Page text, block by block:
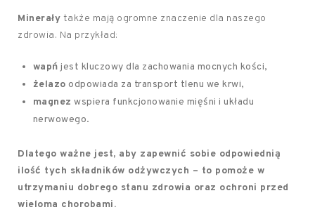
Minerały także mają ogromne znaczenie dla naszego
zdrowia. Na przykład:
wapń jest kluczowy dla zachowania mocnych kości,
żelazo odpowiada za transport tlenu we krwi,
magnez wspiera funkcjonowanie mięśni i układu
nerwowego.
Dlatego ważne jest, aby zapewnić sobie odpowiednią
ilość tych składników odżywczych – to pomoże w
utrzymaniu dobrego stanu zdrowia oraz ochroni przed
wieloma chorobami.